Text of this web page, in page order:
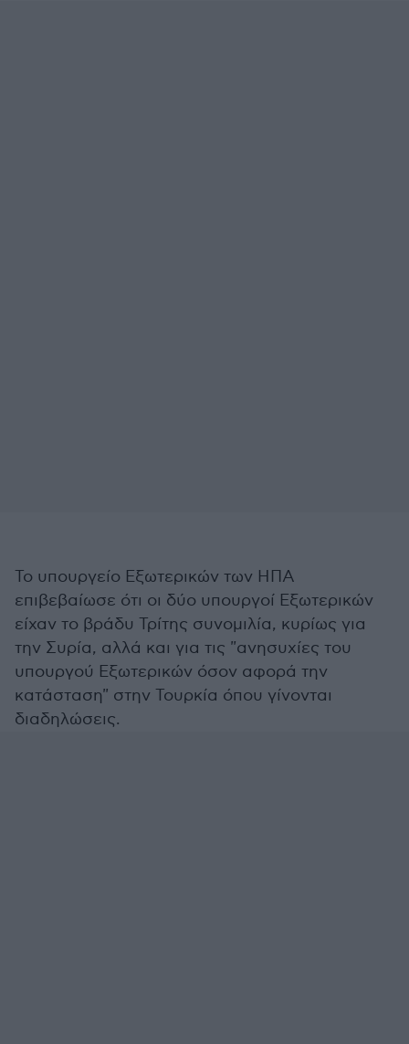
Το υπουργείο Εξωτερικών των ΗΠΑ
επιβεβαίωσε ότι οι δύο υπουργοί Εξωτερικών
είχαν το βράδυ Τρίτης συνομιλία, κυρίως για
την Συρία, αλλά και για τις "ανησυχίες του
υπουργού Εξωτερικών όσον αφορά την
κατάσταση" στην Τουρκία όπου γίνονται
διαδηλώσεις.